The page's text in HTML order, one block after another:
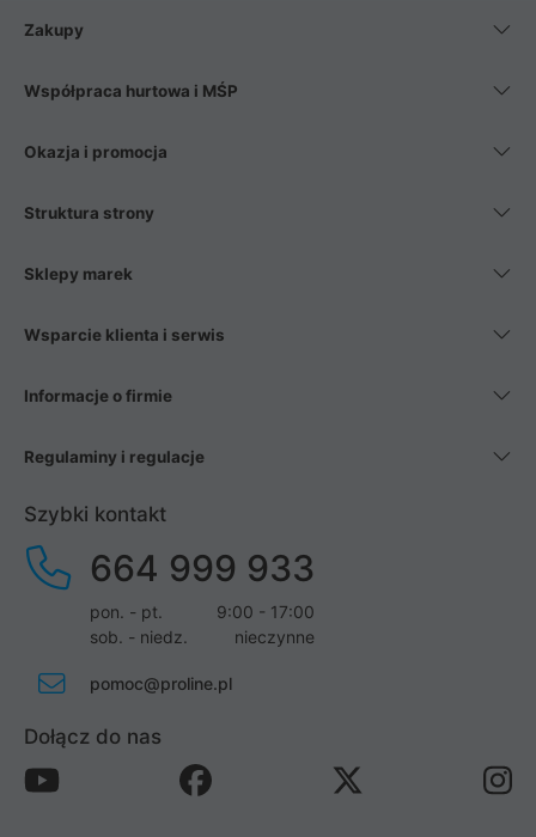
wentylatory. Na koniec mając już to wszystko, możesz
Zakupy
Współpraca hurtowa i MŚP
Okazja i promocja
Struktura strony
Sklepy marek
Wsparcie klienta i serwis
Informacje o firmie
Regulaminy i regulacje
Szybki kontakt
664 999 933
pon. - pt.
9:00 - 17:00
sob. - niedz.
nieczynne
pomoc@proline.pl
Dołącz do nas